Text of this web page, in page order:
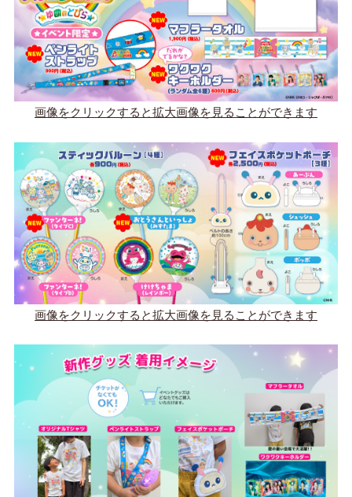
画像をクリックすると拡大画像を見ることができます
画像をクリックすると拡大画像を見ることができます